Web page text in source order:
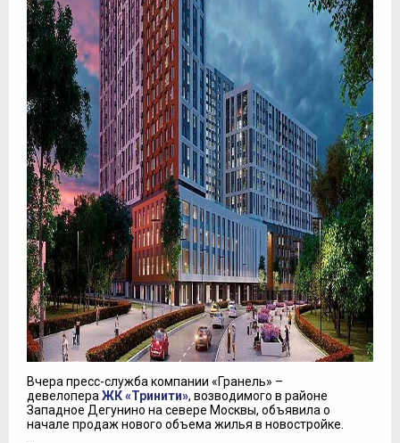
Вчера пресс-служба компании «Гранель» –
девелопера ЖК «Тринити», возводимого в районе
Западное Дегунино на севере Москвы, объявила о
начале продаж нового объема жилья в новостройке.